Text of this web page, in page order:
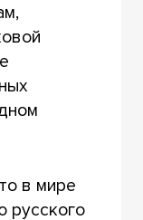
в мире
русского